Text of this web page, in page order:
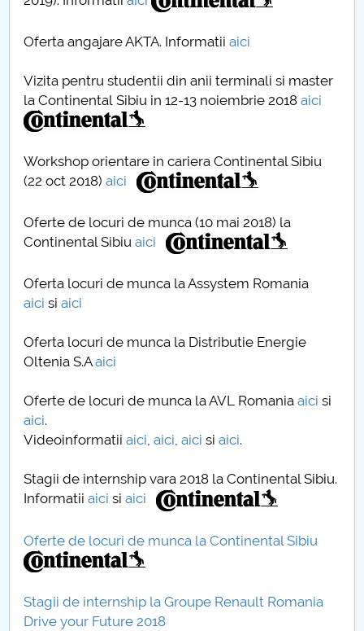
Oferta angajare AKTA. Informatiiaici
Vizita pentru studentii din anii terminali si master
la Continental Sibiu in 12-13 noiembrie 2018aici
Workshop orientare in cariera Continental Sibiu
(22 oct 2018)aici
Oferte de locuri de munca (10 mai 2018) la
Continental Sibiuaici
Oferta locuri de munca la Assystem Romania
aici siaici
Oferta locuri de munca la Distributie Energie
Oltenia S.Aaici
Oferte de locuri de munca la AVL Romaniaaici si
aici.
Videoinformatiiaici,aici,aici siaici.
Stagii de internship vara 2018 la Continental Sibiu.
Informatiiaici siaici
Oferte de locuri de munca la Continental Sibiu
Stagii de internship la Groupe Renault Romania
Drive your Future 2018